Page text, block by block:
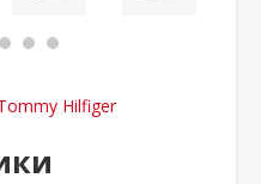
Hilfiger